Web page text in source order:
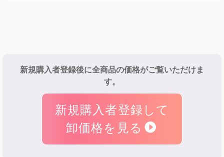
新規購入者登録後に全商品の価格がご覧いただけま
す。
新規購入者登録して
卸価格を見る